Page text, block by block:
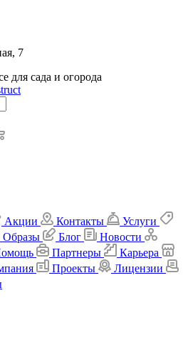
7
для сада и огорода
Акции Контакты
Услуги
Образы Блог
Новости
Партнеры
Карьера
Проекты
Лицензии